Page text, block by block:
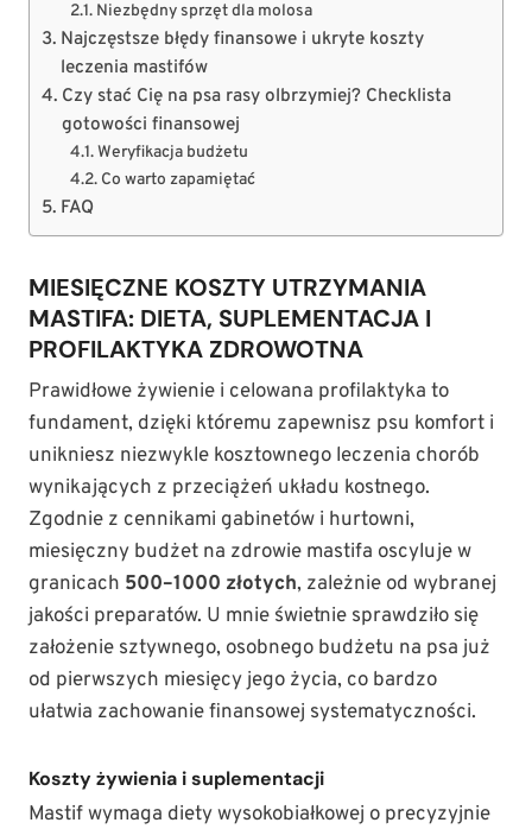
Niezbędny sprzęt dla molosa
Najczęstsze błędy finansowe i ukryte koszty
leczenia mastifów
Czy stać Cię na psa rasy olbrzymiej? Checklista
gotowości finansowej
Weryfikacja budżetu
Co warto zapamiętać
FAQ
MIESIĘCZNE KOSZTY UTRZYMANIA
MASTIFA: DIETA, SUPLEMENTACJA I
PROFILAKTYKA ZDROWOTNA
Prawidłowe żywienie i celowana profilaktyka to
fundament, dzięki któremu zapewnisz psu komfort i
unikniesz niezwykle kosztownego leczenia chorób
wynikających z przeciążeń układu kostnego.
Zgodnie z cennikami gabinetów i hurtowni,
miesięczny budżet na zdrowie mastifa oscyluje w
granicach 500–1000 złotych, zależnie od wybranej
jakości preparatów. U mnie świetnie sprawdziło się
założenie sztywnego, osobnego budżetu na psa już
od pierwszych miesięcy jego życia, co bardzo
ułatwia zachowanie finansowej systematyczności.
Koszty żywienia i suplementacji
Mastif wymaga diety wysokobiałkowej o precyzyjnie